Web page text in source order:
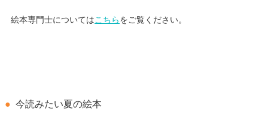
絵本専門士については こちら をご覧ください。
今読みたい夏の絵本